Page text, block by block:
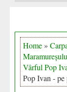
Home »
Vârful Pop
Pop Ivan - pe